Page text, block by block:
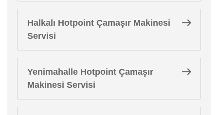
Halkalı Hotpoint Çamaşır Makinesi
Servisi
Yenimahalle Hotpoint Çamaşır
Makinesi Servisi